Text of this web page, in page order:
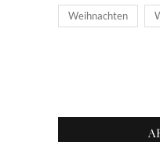
Weihnachten